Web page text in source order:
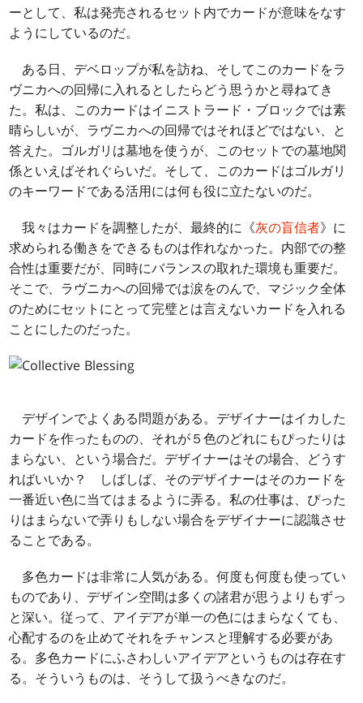
ーとして、私は発売されるセット内でカードが意味をなす
ようにしているのだ。
ある日、デベロップが私を訪ね、そしてこのカードをラ
ヴニカへの回帰に入れるとしたらどう思うかと尋ねてき
た。私は、このカードはイニストラード・ブロックでは素
晴らしいが、ラヴニカへの回帰ではそれほどではない、と
答えた。ゴルガリは墓地を使うが、このセットでの墓地関
係といえばそれぐらいだ。そして、このカードはゴルガリ
のキーワードである活用には何も役に立たないのだ。
我々はカードを調整したが、最終的に《灰の盲信者》に
求められる働きをできるものは作れなかった。内部での整
合性は重要だが、同時にバランスの取れた環境も重要だ。
そこで、ラヴニカへの回帰では涙をのんで、マジック全体
のためにセットにとって完璧とは言えないカードを入れる
ことにしたのだった。
デザインでよくある問題がある。デザイナーはイカした
カードを作ったものの、それが５色のどれにもぴったりは
まらない、という場合だ。デザイナーはその場合、どうす
ればいいか？ しばしば、そのデザイナーはそのカードを
一番近い色に当てはまるように弄る。私の仕事は、ぴった
りはまらないで弄りもしない場合をデザイナーに認識させ
ることである。
多色カードは非常に人気がある。何度も何度も使ってい
ものであり、デザイン空間は多くの諸君が思うよりもずっ
と深い。従って、アイデアが単一の色にはまらなくても、
心配するのを止めてそれをチャンスと理解する必要があ
る。多色カードにふさわしいアイデアというものは存在す
る。そういうものは、そうして扱うべきなのだ。